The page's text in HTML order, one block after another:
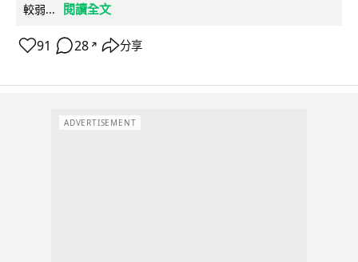
較弱...
閱讀全文
91 28 ↗ 分享
ADVERTISEMENT